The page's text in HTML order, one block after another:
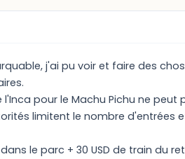
j'ai pu voir et faire des
pour le Machu Pichu ne peut
limitent le nombre d'entrées
le parc + 30 USD de train du